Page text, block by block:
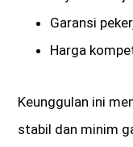
Garansi
Harga
Keunggulan ini
stabil dan minim